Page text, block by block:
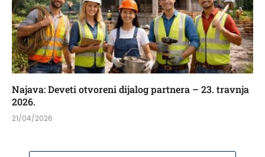
Najava: Deveti otvoreni dijalog partnera – 23. travnja
2026.
21/04/2026